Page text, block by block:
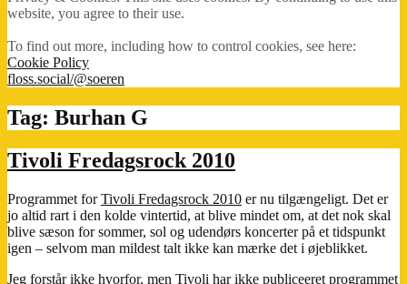
website, you agree to their use.
To find out more, including how to control cookies, see here:
Cookie Policy
floss.social/@soeren
Tag: Burhan G
Tivoli Fredagsrock 2010
Programmet forTivoli Fredagsrock 2010 er nu tilgængeligt. Det er
jo altid rart i den kolde vintertid, at blive mindet om, at det nok skal
blive sæson for sommer, sol og udendørs koncerter på et tidspunkt
igen – selvom man mildest talt ikke kan mærke det i øjeblikket.
Jeg forstår ikke hvorfor, men Tivoli har ikke publiceeret programmet